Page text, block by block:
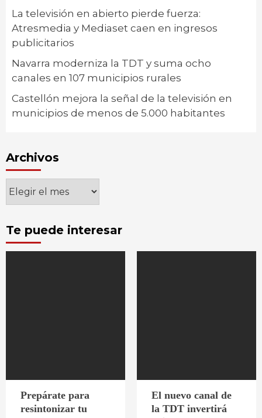
La televisión en abierto pierde fuerza:
Atresmedia y Mediaset caen en ingresos
publicitarios
Navarra moderniza la TDT y suma ocho
canales en 107 municipios rurales
Castellón mejora la señal de la televisión en
municipios de menos de 5.000 habitantes
Archivos
Archivos
Te puede interesar
Prepárate para
resintonizar tu
El nuevo canal de
la TDT invertirá